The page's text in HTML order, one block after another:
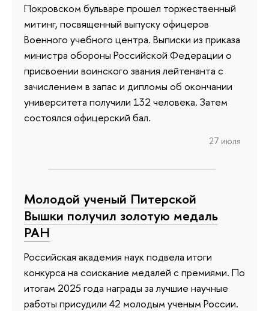
Покровском бульваре прошел торжественный
митинг, посвященный выпуску офицеров
Военного учебного центра. Выписки из приказа
министра обороны Российской Федерации о
присвоении воинского звания лейтенанта с
зачислением в запас и дипломы об окончании
университета получили 132 человека. Затем
состоялся офицерский бал.
27 июля
Молодой ученый Питерской
Вышки получил золотую медаль
РАН
Российская академия наук подвела итоги
конкурса на соискание медалей с премиями. По
итогам 2025 года награды за лучшие научные
работы присудили 42 молодым ученым России.